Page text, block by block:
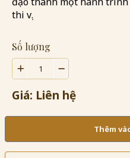
thi vị.
Số lượng
Giá: Liên hệ
Thêm